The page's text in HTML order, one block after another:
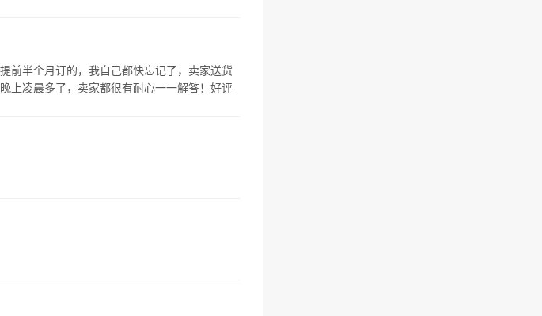
前半个月订的，我自己都快忘记了，卖家送货
上凌晨多了，卖家都很有耐心一一解答！好评